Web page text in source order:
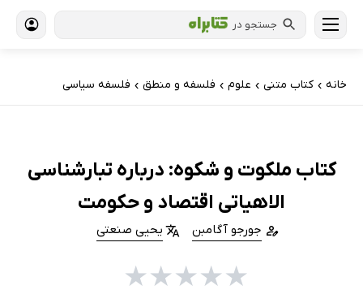
جستجو در
خانه › کتاب‌ متنی › علوم › فلسفه و منطق › فلسفه سیاسی
کتاب ملکوت و شکوه: درباره تبارشناسی
الاهیاتی اقتصاد و حکومت
جورجو آگامبن یحیی صنعتی
★
★
★
★
★